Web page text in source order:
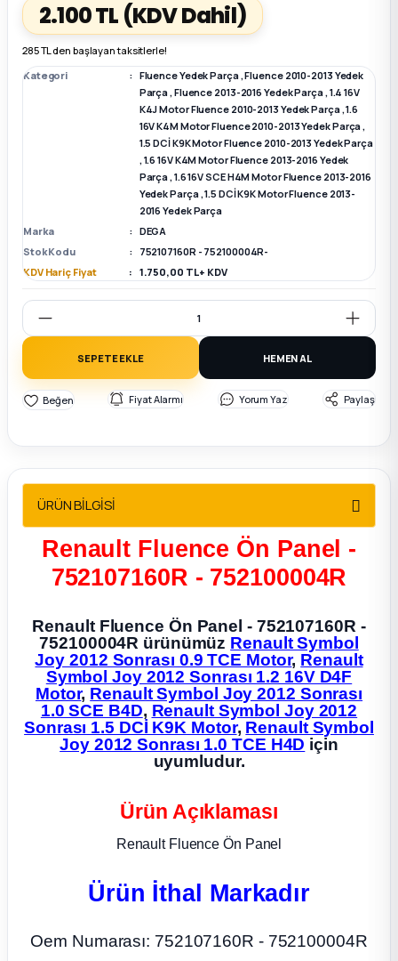
Parça
Parça
Parça
Sedan
Parça
Parça
2.100 TL (KDV Dahil)
285 TL den başlayan taksitlerle!
Kategori
Fluence Yedek Parça,Fluence 2010-2013 Yedek
Parça,Fluence 2013-2016 Yedek Parça,1.4 16V
K4J Motor Fluence 2010-2013 Yedek Parça,1.6
16V K4M Motor Fluence 2010-2013 Yedek Parça,
1.5 DCİ K9K Motor Fluence 2010-2013 Yedek Parça
,1.6 16V K4M Motor Fluence 2013-2016 Yedek
Parça,1.6 16V SCE H4M Motor Fluence 2013-2016
Yedek Parça,1.5 DCİ K9K Motor Fluence 2013-
2016 Yedek Parça
Marka
DEGA
Stok Kodu
752107160R - 752100004R-
KDV Hariç Fiyat
1.750,00 TL + KDV
SEPETE EKLE HEMEN AL
Fiyat Alarmı Yorum Yaz Paylaş
ÜRÜN BİLGİSİ
Renault Fluence Ön Panel -
752107160R - 752100004R
Renault Fluence Ön Panel - 752107160R -
752100004R ürünümüz Renault Symbol
Joy 2012 Sonrası 0.9 TCE Motor, Renault
Symbol Joy 2012 Sonrası 1.2 16V D4F
Motor, Renault Symbol Joy 2012 Sonrası
1.0 SCE B4D, Renault Symbol Joy 2012
Sonrası 1.5 DCİ K9K Motor, Renault Symbol
Joy 2012 Sonrası 1.0 TCE H4D için
uyumludur.
Ürün Açıklaması
Renault Fluence Ön Panel
Ürün İthal Markadır
Oem Numarası: 752107160R - 752100004R